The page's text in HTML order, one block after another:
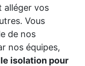
alléger vos
Vous
de nos
nos équipes,
isolation pour